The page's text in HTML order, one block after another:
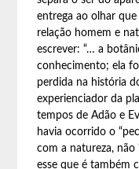
entrega ao olhar que
relação homem e
escrever: “… a
conhecimento; ela
perdida na história
experienciador da
tempos de Adão e
havia ocorrido o
com a natureza,
esse que é também